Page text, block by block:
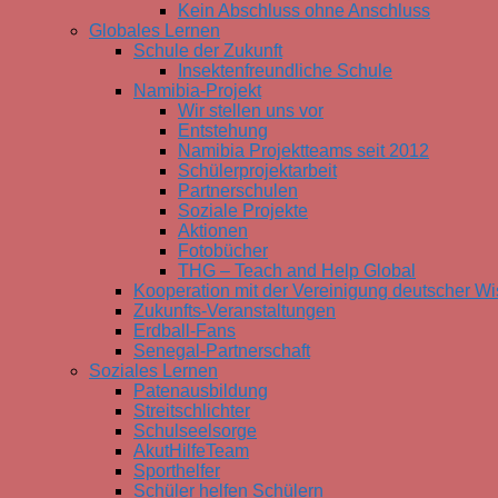
Kein Abschluss ohne Anschluss
Globales Lernen
Schule der Zukunft
Insektenfreundliche Schule
Namibia-Projekt
Wir stellen uns vor
Entstehung
Namibia Projektteams seit 2012
Schülerprojektarbeit
Partnerschulen
Soziale Projekte
Aktionen
Fotobücher
THG – Teach and Help Global
Kooperation mit der Vereinigung deutscher
Zukunfts-Veranstaltungen
Erdball-Fans
Senegal-Partnerschaft
Soziales Lernen
Patenausbildung
Streitschlichter
Schulseelsorge
AkutHilfeTeam
Sporthelfer
Schüler helfen Schülern